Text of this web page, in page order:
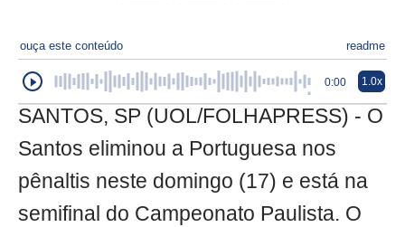
ouça este conteúdo readme
0:00 1.0x
SANTOS, SP (UOL/FOLHAPRESS) - O
Santos eliminou a Portuguesa nos
pênaltis neste domingo (17) e está na
semifinal do Campeonato Paulista. O